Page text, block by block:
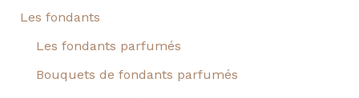
Les fondants
Les fondants parfumés
Bouquets de fondants parfumés